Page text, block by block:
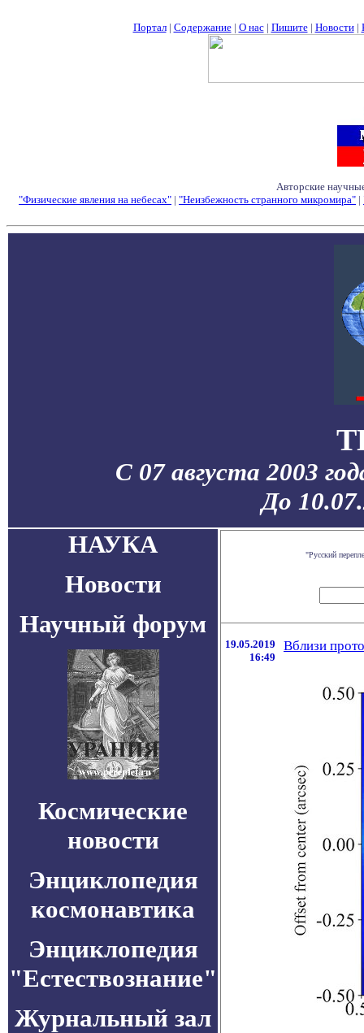
Портал| Содержание| О нас| Пишите| Новости|
Авторские
"Физические явления на небесах" | "Неизбежность странного микромира" |
С 07 августа 2003
До
НАУКА
Новости
Научный форум
Космические
новости
Энциклопедия
космонавтика
Энциклопедия
"Естествознание"
Журнальный зал
"Русский
19.05.2019
16:49
Вблизи